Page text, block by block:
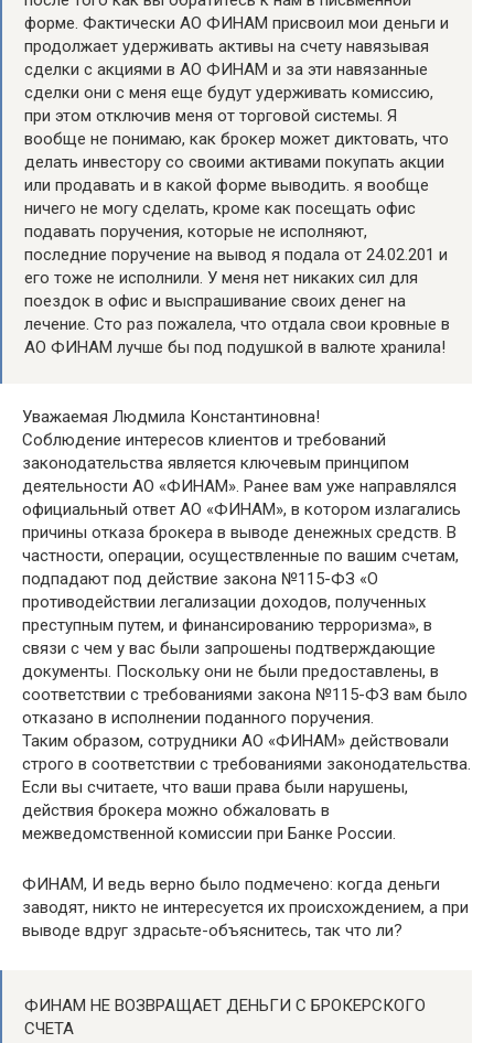
форме. Фактически АО ФИНАМ присвоил мои деньги и
продолжает удерживать активы на счету навязывая
сделки с акциями в АО ФИНАМ и за эти навязанные
сделки они с меня еще будут удерживать комиссию,
при этом отключив меня от торговой системы. Я
вообще не понимаю, как брокер может диктовать, что
делать инвестору со своими активами покупать акции
или продавать и в какой форме выводить. я вообще
ничего не могу сделать, кроме как посещать офис
подавать поручения, которые не исполняют,
последние поручение на вывод я подала от 24.02.201 и
его тоже не исполнили. У меня нет никаких сил для
поездок в офис и выспрашивание своих денег на
лечение. Сто раз пожалела, что отдала свои кровные в
АО ФИНАМ лучше бы под подушкой в валюте хранила!
Уважаемая Людмила Константиновна!
Соблюдение интересов клиентов и требований
законодательства является ключевым принципом
деятельности АО «ФИНАМ». Ранее вам уже направлялся
официальный ответ АО «ФИНАМ», в котором излагались
причины отказа брокера в выводе денежных средств. В
частности, операции, осуществленные по вашим счетам,
подпадают под действие закона №115-ФЗ «О
противодействии легализации доходов, полученных
преступным путем, и финансированию терроризма», в
связи с чем у вас были запрошены подтверждающие
документы. Поскольку они не были предоставлены, в
соответствии с требованиями закона №115-ФЗ вам было
отказано в исполнении поданного поручения.
Таким образом, сотрудники АО «ФИНАМ» действовали
строго в соответствии с требованиями законодательства.
Если вы считаете, что ваши права были нарушены,
действия брокера можно обжаловать в
межведомственной комиссии при Банке России.
ФИНАМ, И ведь верно было подмечено: когда деньги
заводят, никто не интересуется их происхождением, а при
выводе вдруг здрасьте-объяснитесь, так что ли?
ФИНАМ НЕ ВОЗВРАЩАЕТ ДЕНЬГИ С БРОКЕРСКОГО
СЧЕТА